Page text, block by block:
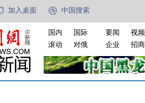
加入桌面 中国搜索
国内
国际
滚动
对俄
要闻
视频
企业
招商